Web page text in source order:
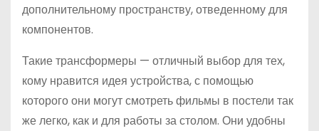
дополнительному пространству, отведенному для
компонентов.
Такие трансформеры — отличный выбор для тех,
кому нравится идея устройства, с помощью
которого они могут смотреть фильмы в постели так
же легко, как и для работы за столом. Они удобны